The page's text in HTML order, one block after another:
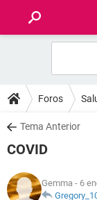
FORUMS
SALUD
NUTRICIÓN
Foros
Tema Anterior
COVID
Gemma - 6